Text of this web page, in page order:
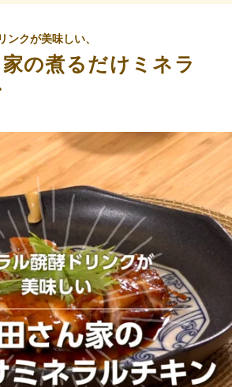
ンクが美味しい、
の煮るだけミネラ